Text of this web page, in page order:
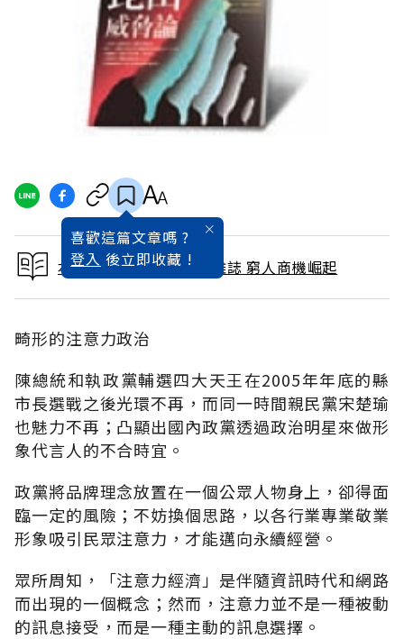
喜歡這篇文章嗎 ?
登入 後立即收藏 !
本文出自 2006 / 1月號雜誌 窮人商機崛起
畸形的注意力政治
陳總統和執政黨輔選四大天王在2005年年底的縣
市長選戰之後光環不再，而同一時間親民黨宋楚瑜
也魅力不再；凸顯出國內政黨透過政治明星來做形
象代言人的不合時宜。
政黨將品牌理念放置在一個公眾人物身上，卻得面
臨一定的風險；不妨換個思路，以各行業專業敬業
形象吸引民眾注意力，才能邁向永續經營。
眾所周知，「注意力經濟」是伴隨資訊時代和網路
而出現的一個概念；然而，注意力並不是一種被動
的訊息接受，而是一種主動的訊息選擇。